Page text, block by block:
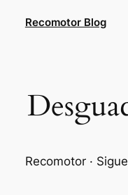
Recomotor Blog
Recomotor ·